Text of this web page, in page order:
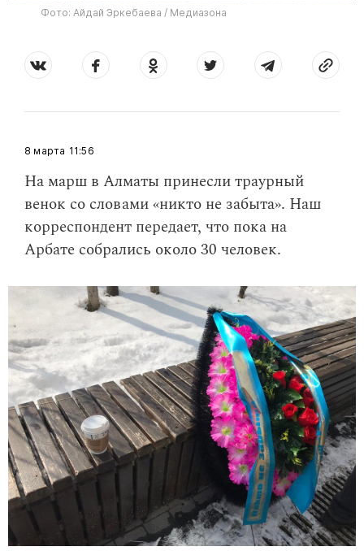
Фото: Айдай Эркебаева / Медиазона
11:56
8 марта
На марш в Алматы принесли траурный
венок со словами «никто не забыта». Наш
корреспондент передает, что пока на
Арбате собрались около 30 человек.